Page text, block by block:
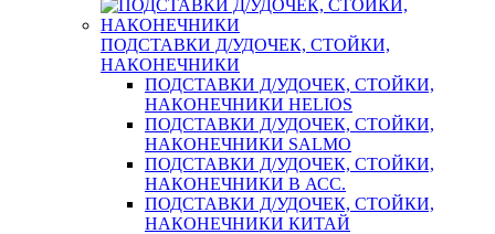
ПОДСТАВКИ Д/УДОЧЕК, СТОЙКИ,
НАКОНЕЧНИКИ
ПОДСТАВКИ Д/УДОЧЕК, СТОЙКИ,
НАКОНЕЧНИКИ HELIOS
ПОДСТАВКИ Д/УДОЧЕК, СТОЙКИ,
НАКОНЕЧНИКИ SALMO
ПОДСТАВКИ Д/УДОЧЕК, СТОЙКИ,
НАКОНЕЧНИКИ В АСС.
ПОДСТАВКИ Д/УДОЧЕК, СТОЙКИ,
НАКОНЕЧНИКИ КИТАЙ